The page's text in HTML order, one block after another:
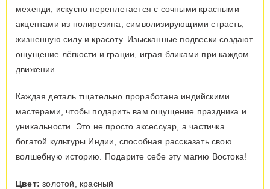
мехенди, искусно переплетается с сочными красными
акцентами из полирезина, символизирующими страсть,
жизненную силу и красоту. Изысканные подвески создают
ощущение лёгкости и грации, играя бликами при каждом
движении.
Каждая деталь тщательно проработана индийскими
мастерами, чтобы подарить вам ощущение праздника и
уникальности. Это не просто аксессуар, а частичка
богатой культуры Индии, способная рассказать свою
волшебную историю. Подарите себе эту магию Востока!
Цвет:золотой, красный